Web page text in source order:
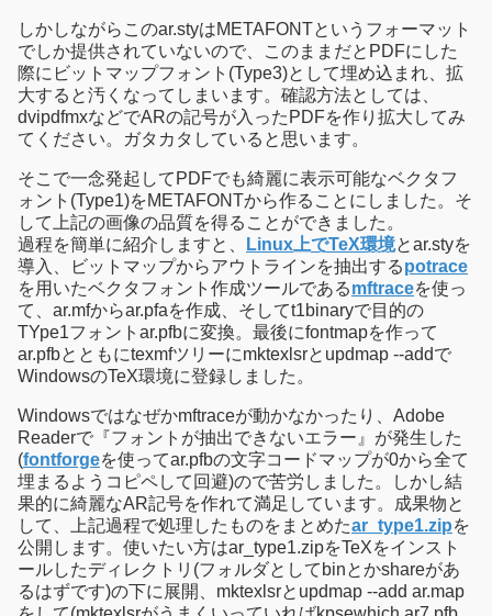
しかしながらこのar.styはMETAFONTというフォーマット
でしか提供されていないので、このままだとPDFにした
際にビットマップフォント(Type3)として埋め込まれ、拡
大すると汚くなってしまいます。確認方法としては、
dvipdfmxなどでARの記号が入ったPDFを作り拡大してみ
てください。ガタカタしていると思います。
そこで一念発起してPDFでも綺麗に表示可能なベクタフ
ォント(Type1)をMETAFONTから作ることにしました。そ
して上記の画像の品質を得ることができました。
過程を簡単に紹介しますと、
Linux上でTeX環境とar.styを
導入、ビットマップからアウトラインを抽出するpotrace
を用いたベクタフォント作成ツールであるmftraceを使っ
て、ar.mfからar.pfaを作成、そしてt1binaryで目的の
TYpe1フォントar.pfbに変換。最後にfontmapを作って
ar.pfbとともにtexmfツリーにmktexlsrとupdmap --addで
WindowsのTeX環境に登録しました。
Windowsではなぜかmftraceが動かなかったり、Adobe
Readerで『フォントが抽出できないエラー』が発生した
(fontforgeを使ってar.pfbの文字コードマップが0から全て
埋まるようコピペして回避)ので苦労しました。しかし結
果的に綺麗なAR記号を作れて満足しています。成果物と
して、上記過程で処理したものをまとめたar_type1.zipを
公開します。使いたい方はar_type1.zipをTeXをインスト
ールしたディレクトリ(フォルダとしてbinとかshareがあ
るはずです)の下に展開、mktexlsrとupdmap --add ar.map